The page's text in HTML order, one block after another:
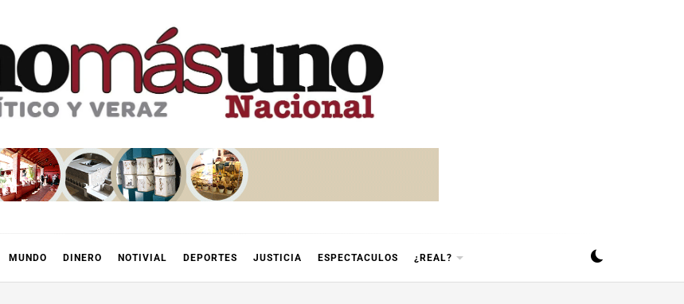
MUNDO DINERO NOTIVIAL DEPORTES JUSTICIA ESPECTACULOS ¿REAL?